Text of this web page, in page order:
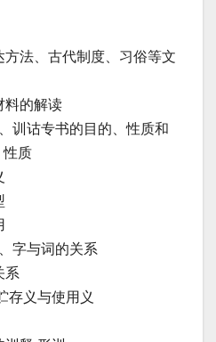
法、古代制度、习俗等文
料的解读
训诂专书的目的、性质和
性质
字与词的关系
系
存义与使用义